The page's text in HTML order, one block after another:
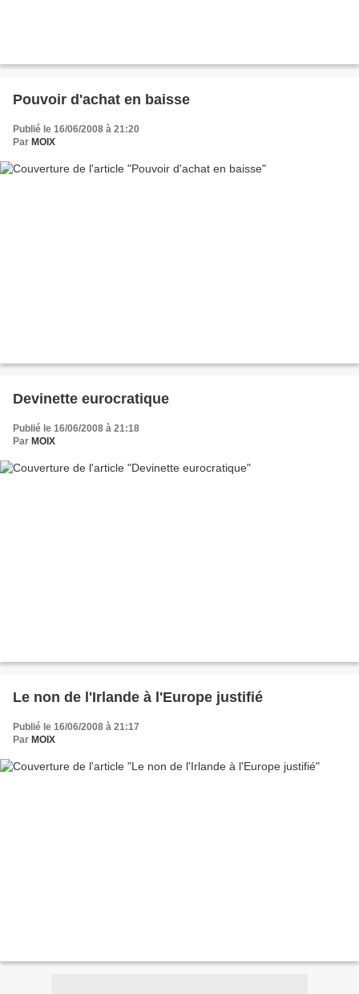
Pouvoir d'achat en baisse
Publié le 16/06/2008 à 21:20
Par MOIX
Devinette eurocratique
Publié le 16/06/2008 à 21:18
Par MOIX
Le non de l'Irlande à l'Europe justifié
Publié le 16/06/2008 à 21:17
Par MOIX